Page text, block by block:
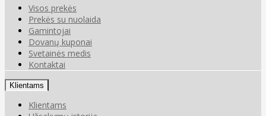
Visos prekės
Prekės su nuolaida
Gamintojai
Dovanų kuponai
Svetainės medis
Kontaktai
Klientams
Klientams